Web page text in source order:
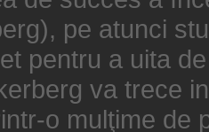
pe atunci
pentru a uita
va trece
o mulţime de